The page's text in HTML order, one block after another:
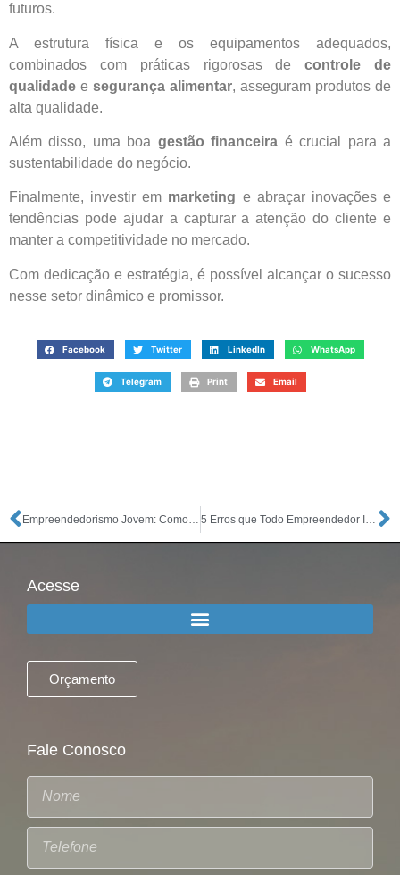
futuros.
A estrutura física e os equipamentos adequados,
combinados com práticas rigorosas decontrole de
qualidade e segurança alimentar, asseguram produtos de
alta qualidade.
Além disso, uma boa gestão financeira é crucial para a
sustentabilidade do negócio.
Finalmente, investir em marketing e abraçar inovações e
tendências pode ajudar a capturar a atenção do cliente e
manter a competitividade no mercado.
Com dedicação e estratégia, é possível alcançar o sucesso
nesse setor dinâmico e promissor.
Facebook Twitter LinkedIn WhatsApp
Telegram Print Email
5 Erros que Todo Empreendedor Iniciante Deve Evitar
Acesse
Orçamento
Fale Conosco